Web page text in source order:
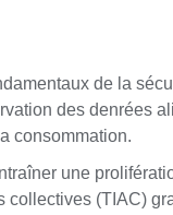
de la
des denrées
consommation.
une
(TIAC)